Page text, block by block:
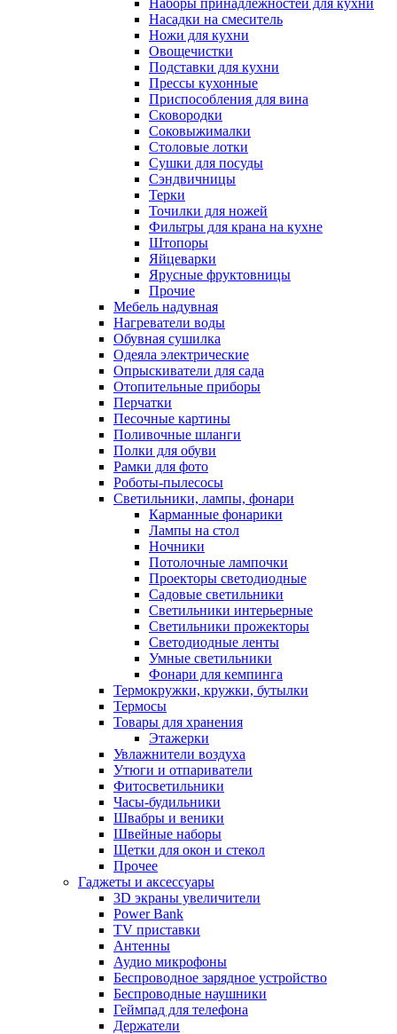
Наборы принадлежностей для кухни
Насадки на смеситель
Ножи для кухни
Овощечистки
Подставки для кухни
Прессы кухонные
Приспособления для вина
Сковородки
Соковыжималки
Столовые лотки
Сушки для посуды
Сэндвичницы
Терки
Точилки для ножей
Фильтры для крана на кухне
Штопоры
Яйцеварки
Ярусные фруктовницы
Прочие
Мебель надувная
Нагреватели воды
Обувная сушилка
Одеяла электрические
Опрыскиватели для сада
Отопительные приборы
Перчатки
Песочные картины
Поливочные шланги
Полки для обуви
Рамки для фото
Роботы-пылесосы
Светильники, лампы, фонари
Карманные фонарики
Лампы на стол
Ночники
Потолочные лампочки
Проекторы светодиодные
Садовые светильники
Светильники интерьерные
Светильники прожекторы
Светодиодные ленты
Умные светильники
Фонари для кемпинга
Термокружки, кружки, бутылки
Термосы
Товары для хранения
Этажерки
Увлажнители воздуха
Утюги и отпариватели
Фитосветильники
Часы-будильники
Швабры и веники
Швейные наборы
Щетки для окон и стекол
Прочее
Гаджеты и аксессуары
3D экраны увеличители
Power Bank
TV приставки
Антенны
Аудио микрофоны
Беспроводное зарядное устройство
Беспроводные наушники
Геймпад для телефона
Держатели